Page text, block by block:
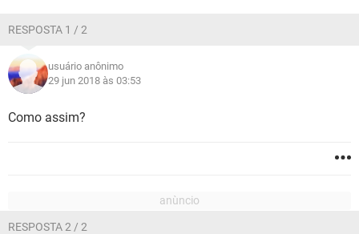
RESPOSTA 1 / 2
usuário anônimo
29 jun 2018 às 03:53
Como assim?
RESPOSTA 2 / 2